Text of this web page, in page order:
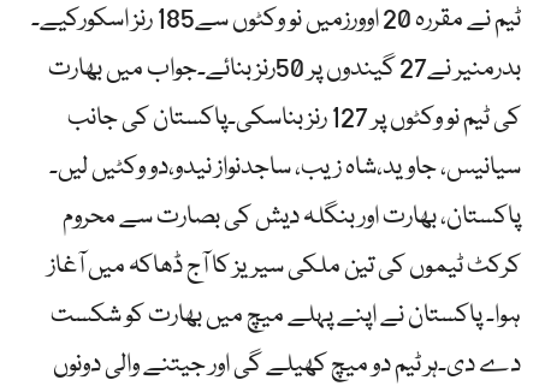
ٹیم نے مقررہ 20 اوورزمیں نو وکٹوں سے185 رنز اسکورکیے۔
بدرمنیر نے27 گیندوں پر 50رنز بنائے۔جواب میں بھارت
کی ٹیم نو وکٹوں پر 127 رنز بناسکی۔پاکستان کی جانب
سیانیس، جاوید،شاہ زیب، ساجدنواز نیدو،دو وکٹیں لیں۔
پاکستان، بھارت اور بنگلہ دیش کی بصارت سے محروم
کرکٹ ٹیموں کی تین ملکی سیریز کا آج ڈھاکہ میں آغاز
ہوا۔ پاکستان نے اپنے پہلے میچ میں بھارت کو شکست
دے دی۔ہر ٹیم دو میچ کھیلے گی اور جیتنے والی دونوں